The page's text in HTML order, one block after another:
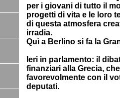
per i giovani di tutto il
progetti di vita e le loro
di questa atmosfera
irradia.
Quì a Berlino si fa la
Ieri in parlamento: il
finanziari alla Grecia,
favorevolmente con il
deputati.